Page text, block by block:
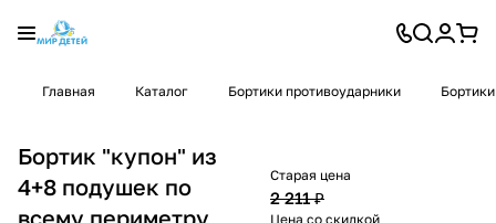
Главная Каталог Бортики противоударники
Бортик "купон" из
4+8 подушек по
всему периметру
Старая цена
2 211 ₽
Цена со скидкой